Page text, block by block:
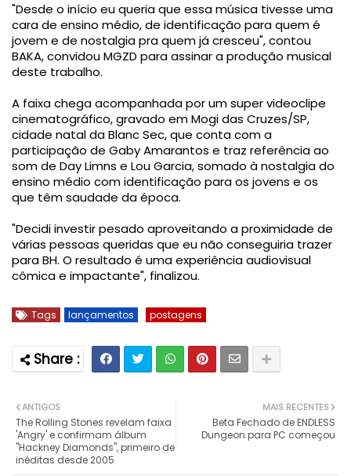
"Desde o início eu queria que essa música tivesse uma
cara de ensino médio, de identificação para quem é
jovem e de nostalgia pra quem já cresceu", contou
BAKA, convidou MGZD para assinar a produção musical
deste trabalho.
A faixa chega acompanhada por um super videoclipe
cinematográfico, gravado em Mogi das Cruzes/SP,
cidade natal da Blanc Sec, que conta com a
participação de Gaby Amarantos e traz referência ao
som de Day Limns e Lou Garcia, somado à nostalgia do
ensino médio com identificação para os jovens e os
que têm saudade da época.
"Decidi investir pesado aproveitando a proximidade de
várias pessoas queridas que eu não conseguiria trazer
para BH. O resultado é uma experiência audiovisual
cômica e impactante", finalizou.
Tags lançamentos postagens
MAIS RECENTES
Beta Fechado de ENDLESS
Dungeon para PC começou
ANTIGOS
The Rolling Stones revelam faixa
'Angry' e confirmam álbum
"Hackney Diamonds", primeiro de
inéditas desde 2005